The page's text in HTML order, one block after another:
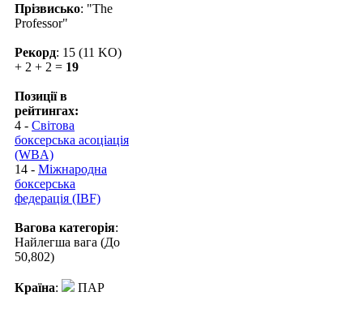
Прізвисько: "The
Professor"
Рекорд: 15 (11 KO)
+ 2 + 2 = 19
Позиції в
рейтингах:
4 - Світова
боксерська асоціація
(WBA)
14 - Міжнародна
боксерська
федерація (IBF)
Вагова категорія:
Найлегша вага (До
50,802)
Країна: ПАР